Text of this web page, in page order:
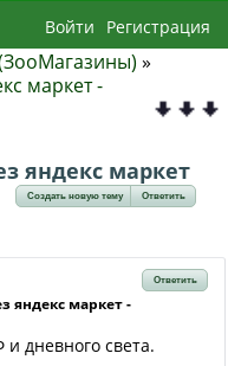
(ЗооМагазины) »
маркет -
яндекс маркет
Создать новую тему Ответить
Ответить
яндекс маркет -
дневного света.
Войти Регистрация